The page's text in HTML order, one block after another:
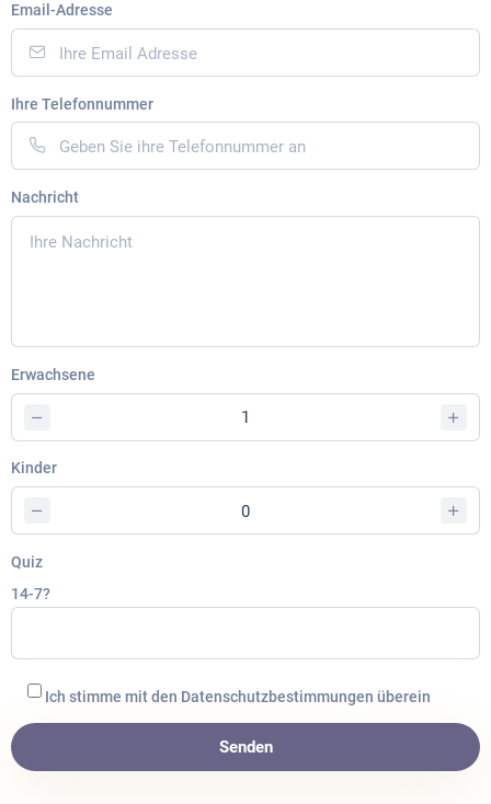
Email-Adresse
Ihre Telefonnummer
Nachricht
Erwachsene
Kinder
Quiz
14-7?
Ich stimme mit den Datenschutzbestimmungen überein
Senden